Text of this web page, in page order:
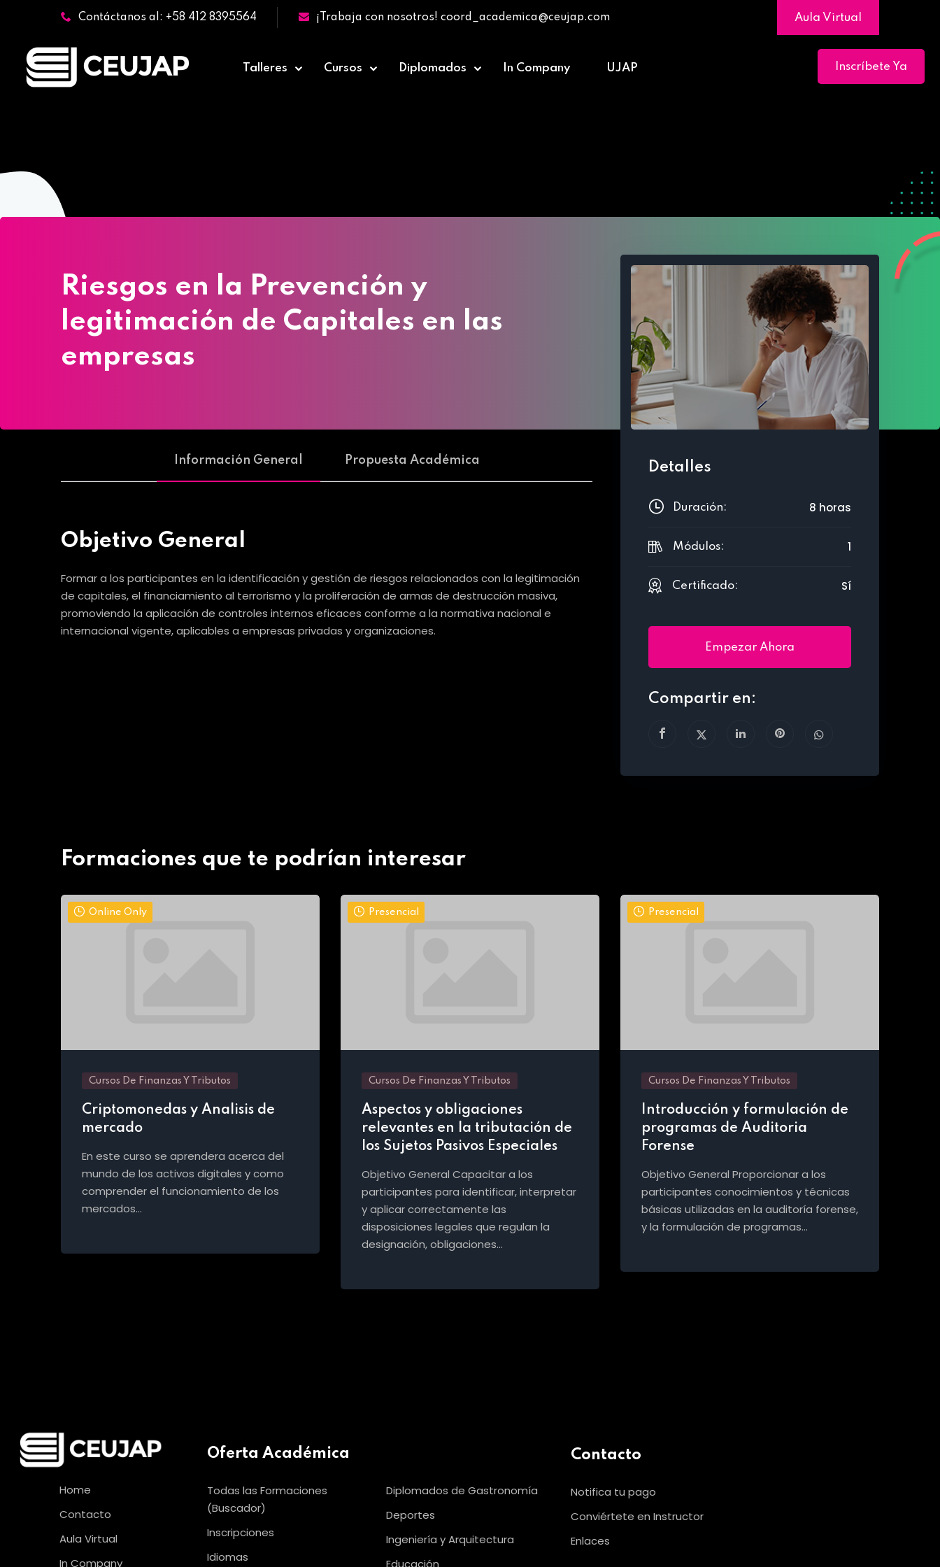
Contáctanos al: +58 412 8395564 ¡Trabaja con nosotros! coord_academica@ceujap.com Aula Virtual
Talleres Cursos Diplomados In Company UJAP Inscríbete Ya
Riesgos en la Prevención y
legitimación de Capitales en las
empresas
Información General Propuesta Académica
Objetivo General
Formar a los participantes en la identificación y gestión de riesgos relacionados con la legitimación
de capitales, el financiamiento al terrorismo y la proliferación de armas de destrucción masiva,
promoviendo la aplicación de controles internos eficaces conforme a la normativa nacional e
internacional vigente, aplicables a empresas privadas y organizaciones.
Detalles
Duración: 8 horas
Módulos: 1
Certificado: Sí
Empezar Ahora
Compartir en:
Formaciones que te podrían interesar
Online Only
Cursos De Finanzas Y Tributos
Criptomonedas y Analisis de
mercado
En este curso se aprendera acerca del
mundo de los activos digitales y como
comprender el funcionamiento de los
mercados…
Presencial
Cursos De Finanzas Y Tributos
Aspectos y obligaciones
relevantes en la tributación de
los Sujetos Pasivos Especiales
Objetivo General Capacitar a los
participantes para identificar, interpretar
y aplicar correctamente las
disposiciones legales que regulan la
designación, obligaciones…
Presencial
Cursos De Finanzas Y Tributos
Introducción y formulación de
programas de Auditoria
Forense
Objetivo General Proporcionar a los
participantes conocimientos y técnicas
básicas utilizadas en la auditoría forense,
y la formulación de programas…
Home
Contacto
Aula Virtual
In Company
Oferta Académica
Todas las Formaciones
(Buscador)
Inscripciones
Idiomas
Diplomados de Gastronomía
Deportes
Ingeniería y Arquitectura
Educación
Contacto
Notifica tu pago
Conviértete en Instructor
Enlaces